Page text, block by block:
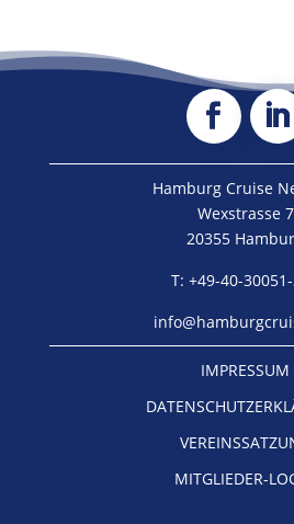
Hamburg Cruise
Wexstrasse 7
20355
T: +49-40-
IMPRESSUM
MITGLIEDER-